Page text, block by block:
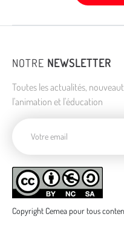
NOTRE NEWSLETTER
Toutes les actualités,
l'animation et l'éducation
Copyright Cemea pour tous